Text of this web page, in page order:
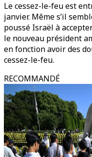
Le cessez-le-feu est
janvier. Même s’il
poussé Israël à
le nouveau président
en fonction avoir des
cessez-le-feu.
RECOMMANDÉ